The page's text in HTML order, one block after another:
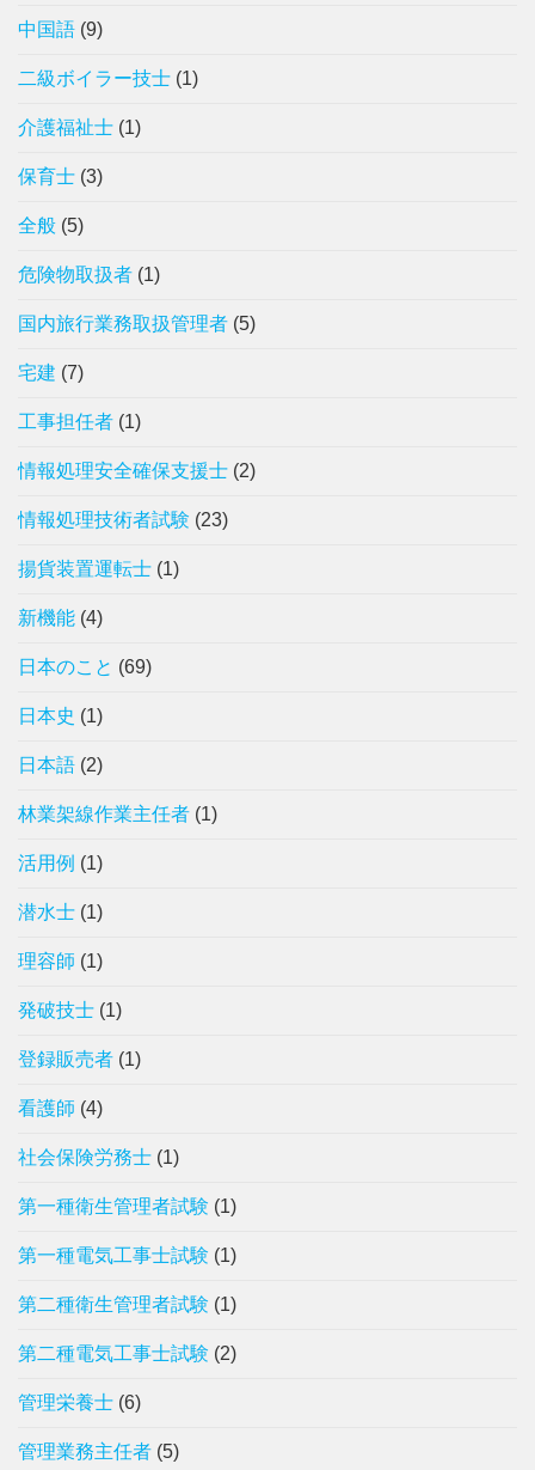
中国語 (9)
二級ボイラー技士 (1)
介護福祉士 (1)
保育士 (3)
全般 (5)
危険物取扱者 (1)
国内旅行業務取扱管理者 (5)
宅建 (7)
工事担任者 (1)
情報処理安全確保支援士 (2)
情報処理技術者試験 (23)
揚貨装置運転士 (1)
新機能 (4)
日本のこと (69)
日本史 (1)
日本語 (2)
林業架線作業主任者 (1)
活用例 (1)
潜水士 (1)
理容師 (1)
発破技士 (1)
登録販売者 (1)
看護師 (4)
社会保険労務士 (1)
第一種衛生管理者試験 (1)
第一種電気工事士試験 (1)
第二種衛生管理者試験 (1)
第二種電気工事士試験 (2)
管理栄養士 (6)
管理業務主任者 (5)